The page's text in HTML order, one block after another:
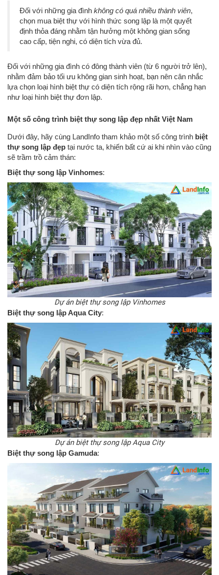
Đối với những gia đình không có quá nhiều thành viên,
chọn mua biệt thự với hình thức song lập là một quyết
định thỏa đáng nhằm tận hưởng một không gian sống
cao cấp, tiện nghi, có diện tích vừa đủ.
Đối với những gia đình có đông thành viên (từ 6 người trở lên),
nhằm đảm bảo tối ưu không gian sinh hoạt, bạn nên cân nhắc
lựa chọn loại hình biệt thự có diện tích rộng rãi hơn, chẳng hạn
như loại hình biệt thự đơn lập.
Một số công trình biệt thự song lập đẹp nhất Việt Nam
Dưới đây, hãy cùng LandInfo tham khảo một số công trình biệt
thự song lập đẹp tại nước ta, khiến bất cứ ai khi nhìn vào cũng
sẽ trầm trồ cảm thán:
Biệt thự song lập Vinhomes:
Dự án biệt thự song lập Vinhomes
Biệt thự song lập Aqua City:
Dự án biệt thự song lập Aqua City
Biệt thự song lập Gamuda: